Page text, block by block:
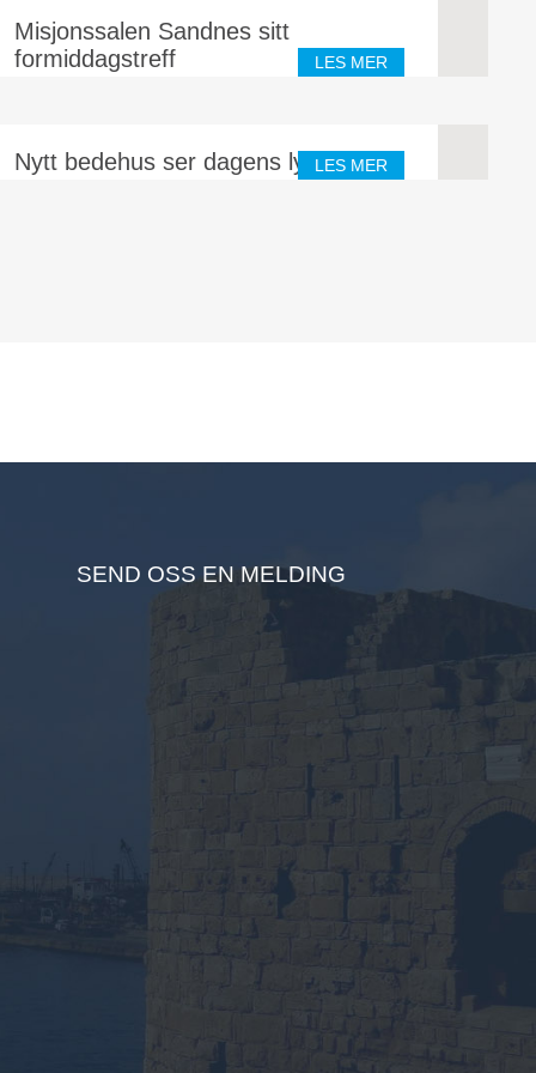
Misjonssalen Sandnes sitt
formiddagstreff
LES MER
Nytt bedehus ser dagens lysLES MER
SEND OSS EN MELDING